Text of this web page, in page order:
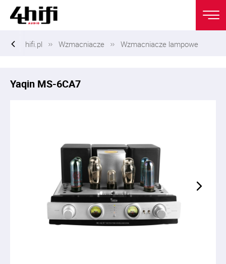
hifi.pl Wzmacniacze Wzmacniacze lampowe
Yaqin MS-6CA7